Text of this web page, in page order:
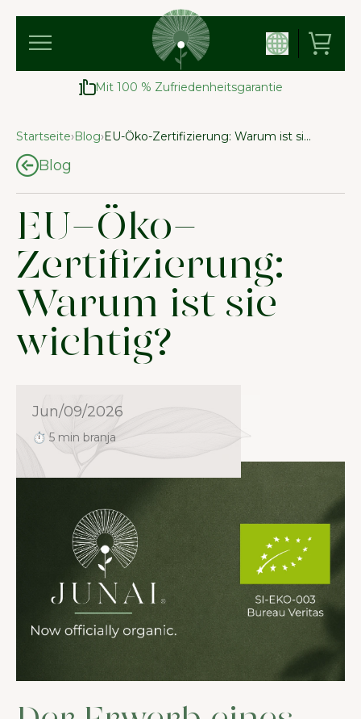
Mit 100 % Zufriedenheitsgarantie
Startseite›Blog› EU-Öko-Zertifizierung: Warum ist sie wichtig?
Blog
EU-Öko-
Zertifizierung:
Warum ist sie
wichtig?
Jun/09/2026
⏱ 5 min branja